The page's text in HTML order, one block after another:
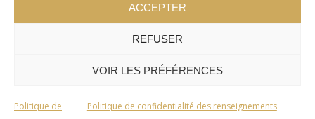
ACCEPTER
REFUSER
VOIR LES PRÉFÉRENCES
Politique de Politique de confidentialité des renseignements
© 2024 Cercle Kaizen. Tous droits réservés -